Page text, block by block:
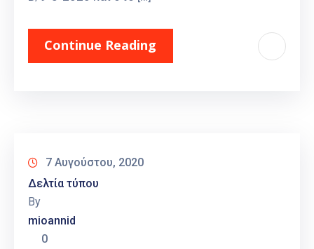
Continue Reading
7 Αυγούστου, 2020
Δελτία τύπου
By
mioannid
0